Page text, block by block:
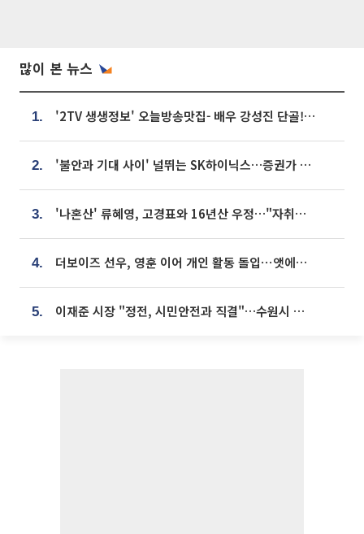
많이 본 뉴스
1. '2TV 생생정보' 오늘방송맛집- 배우 강성진 단골! 쌀국수ㆍ푸팟퐁 커리 맛집 '블○○○'
2. '불안과 기대 사이' 널뛰는 SK하이닉스…증권가 "HBM4·LTA 기반 펀터멘털 견고"
3. '나혼산' 류혜영, 고경표와 16년산 우정…"자취방서 부모님과 마주쳐"
4. 더보이즈 선우, 영훈 이어 개인 활동 돌입⋯앳에어리어와 전속계약
5. 이재준 시장 "정전, 시민안전과 직결"…수원시 비상대응체계 가동